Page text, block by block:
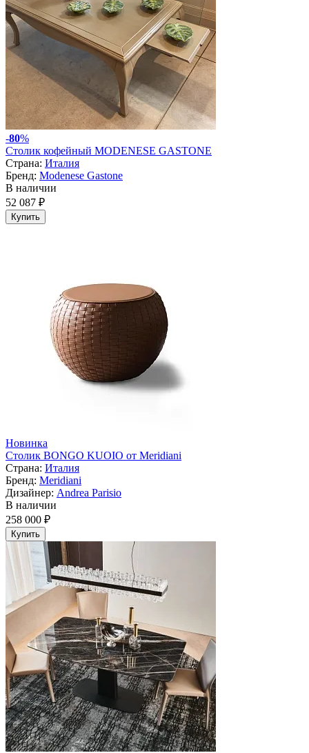
-80%
Столик кофейный MODENESE GASTONE
Страна: Италия
Бренд: Modenese Gastone
В наличии
52 087 ₽
Купить
Новинка
Столик BONGO KUOIO от Meridiani
Страна: Италия
Бренд: Meridiani
Дизайнер: Andrea Parisio
В наличии
258 000 ₽
Купить